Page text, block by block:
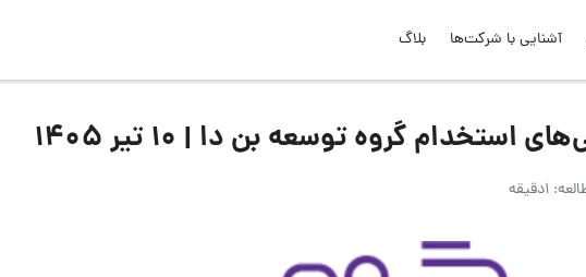
آشنایی با شرکت‌ها بلاگ
گروه توسعه بن دا | ۱۰ تیر ۱۴۰۵
1دقیقه